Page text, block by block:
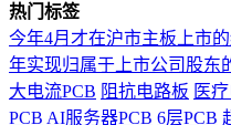
热门标签
今年4月才在沪市主板上市
年实现归属于上市公司股东
大电流PCB 阻抗电路板 医
PCB AI服务器PCB 6层PCB